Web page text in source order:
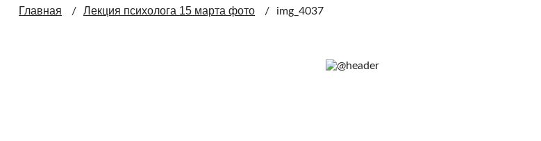
Главная Лекция психолога 15 марта фото img_4037